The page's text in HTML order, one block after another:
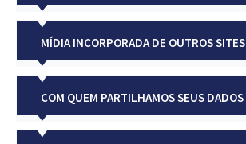
MÍDIA INCORPORADA DE OUTROS SITES
COM QUEM PARTILHAMOS SEUS DADOS